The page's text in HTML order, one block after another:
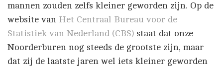
mannen zouden zelfs kleiner geworden zijn. Op de
website van Het Centraal Bureau voor de
Statistiek van Nederland (CBS) staat dat onze
Noorderburen nog steeds de grootste zijn, maar
dat zij de laatste jaren wel iets kleiner geworden